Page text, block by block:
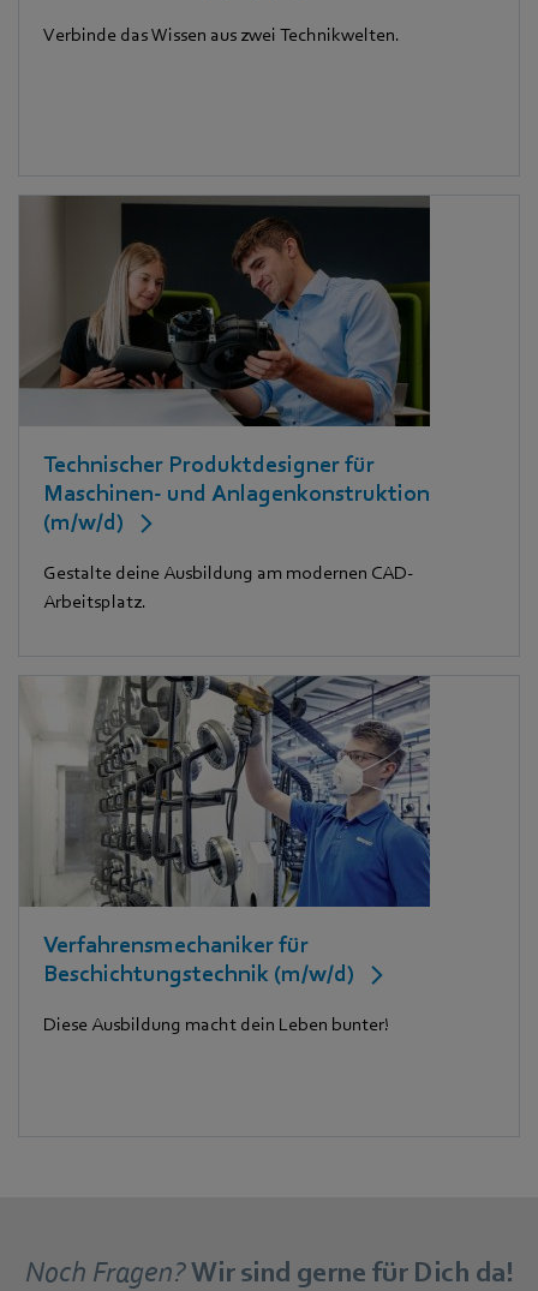
Verbinde das Wissen aus zwei Technikwelten.
Technischer Produktdesigner für
Maschinen- und Anlagenkonstruktion
(m/w/d)
Gestalte deine Ausbildung am modernen CAD-
Arbeitsplatz.
Verfahrensmechaniker für
Beschichtungstechnik (m/w/d)
Diese Ausbildung macht dein Leben bunter!
Noch Fragen?Wir sind gerne für Dich da!